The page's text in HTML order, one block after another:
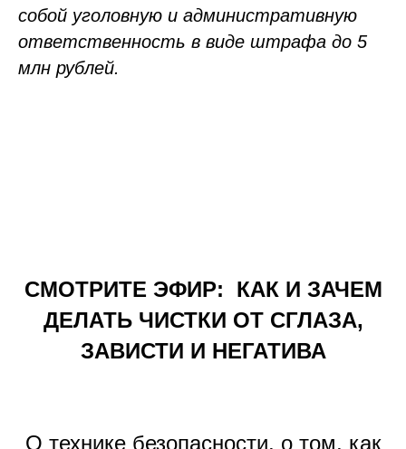
собой уголовную и административную
ответственность в виде штрафа до 5
млн рублей.
СМОТРИТЕ ЭФИР: КАК И ЗАЧЕМ
ДЕЛАТЬ ЧИСТКИ ОТ СГЛАЗА,
ЗАВИСТИ И НЕГАТИВА
О технике безопасности, о том, как